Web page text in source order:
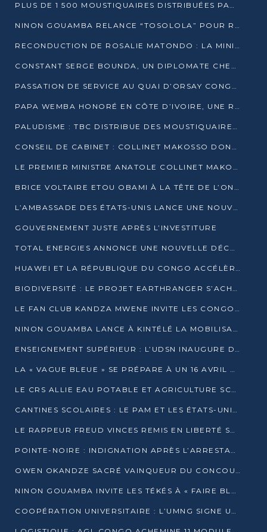
PLUS DE 1 500 MOUSTIQUAIRES DISTRIBUÉES PAR AGL ET CONGO TERMINAL DANS LA LUTTE CONTRE LE PALUDISME
NINON GOUAMBA RELANCE “TOSOLOLA” POUR RENFORCER LE DIALOGUE AVEC LES CITOYENS
RECONDUCTION DE ROSALIE MATONDO : LA MINISTRE PROMET D’ACCÉLÉRER LE TRAITEMENT DES DOSSIERS ET DE RELEVER DE NOUVEAUX DÉFIS
CONSTANT SERGE BOUNDA, UN DIPLOMATE CHEVRONNÉ AUX COMMANDES DES AFFAIRES ÉTRANGÈRES
PASSATION DE SERVICE AU QUAI D’ORSAY CONGOLAIS : GAKOSSO PASSE LE FLAMBEAU À BOUNDA
PAPA WEMBA HONORÉ EN CÔTE D’IVOIRE, UNE RUE PORTE DÉSORMAIS SON NOM
PALUDISME : TBC DISTRIBUE DES MOUSTIQUAIRES DANS DEUX CSI DE BRAZZAVILLE
CONSEIL DE CABINET : COLLINET MAKOSSO DONNE SES DERNIÈRES ORIENTATIONS
LE PREMIER MINISTRE ANATOLE COLLINET MAKOSSO DÉMISSIONNE AVEC SON GOUVERNEMENT
BRICE VOLTAIRE ETOU OBAMI À LA TÊTE DE L’ONEC-C POUR TROIS ANS
L’AMBASSADE DES ÉTATS-UNIS LANCE UNE NOUVELLE COHORTE DU PROGRAMME ACCESS MICRO-SCHOLARSHIP
GOUVERNEMENT JUSTE APRÈS L’INVESTITURE
TOTAL ENERGIES ANNONCE UNE NOUVELLE DÉCOUVERTE D’HYDROCARBURES SUR LE PERMIS MOHO AU LARGE DU CONGO
HUAWEI ET LA RÉPUBLIQUE DU CONGO ACCÉLÈRENT LEUR PARTENARIAT
BIODIVERSITÉ : LE PROJET EARTHRANGER S’ACHÈVE, MAIS LES DÉFIS DEMEURENT
LE FAN CLUB KANDZA MWENE INVITE LES CONGOLAIS À UNE FORTE AFFLUENCE AU STADE DE KINTÉLÉ
NINON GOUAMBA LANCE À KINTÉLÉ LA MOBILISATION POUR L’INVESTITURE DR DSN
ENSEIGNEMENT SUPÉRIEUR : L’UDSN INAUGURE DES LABORATOIRES POUR BOOSTER LA FORMATION PRATIQUE
LA « VAGUE BLEUE » SE PRÉPARE À UN 16 AVRIL HISTORIQUE
LE CRS ALLIE EAU POTABLE ET AGRICULTURE SCOLAIRE AU CŒUR DE LA TRANSFORMATION DES ÉCOLES RURALES
CANTINES SCOLAIRES : LE PAM ET LES ÉTATS-UNIS AU CONTACT DES ÉCOLIERS DE KINKALA
LE RAPPEUR FREUD VINCES REMIS EN LIBERTÉ SOUS PRESSION MÉDIATIQUE
POINTE-NOIRE : INDIGNATION APRÈS L’ARRESTATION DU RAPPEUR FREUD VINCES
OWEN OKANDZE SACRÉ VAINQUEUR DU CONCOURS SLAM POUR LA VIE
NINON GOUAMBA INVITE LES TÉKÉS À « FAIRE BLOC » POUR PESER DANS LE DÉBAT NATIONAL
COOPÉRATION UNIVERSITAIRE : L’UMNG SIGNE UN ACCORD STRATÉGIQUE AVEC L’UNIVERSITÉ HAINAN EN CHINE